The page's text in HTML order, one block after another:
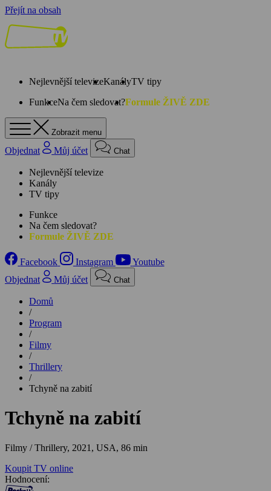
Přejít na obsah
Nejlevnější televizeKanályTV tipy
FunkceNa čem sledovat?Formule ŽIVĚ ZDE
Zobrazit menu
Objednat Můj účet Chat
Nejlevnější televize
Kanály
TV tipy
Funkce
Na čem sledovat?
Formule ŽIVĚ ZDE
Facebook Instagram
Youtube
Objednat
Můj účet Chat
Domů
/
Program
/
Filmy
/
Thrillery
/
Tchyně na zabití
Tchyně na zabití
Filmy / Thrillery, 2021, USA, 86 min
Koupit TV online
Hodnocení: